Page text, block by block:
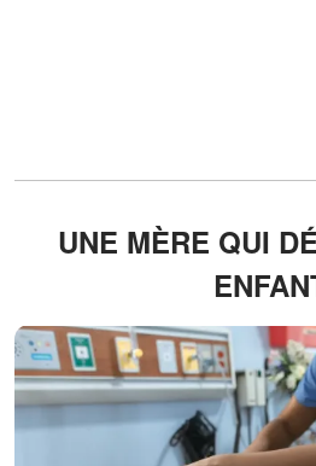
UNE MÈRE QUI